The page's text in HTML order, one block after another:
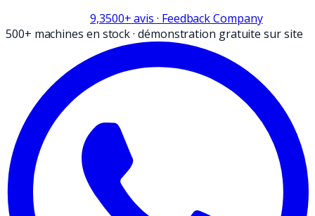
9,3500+avis · Feedback Company
500+ machines en stock·démonstration gratuite sur site